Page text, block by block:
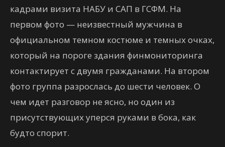
кадрами визита НАБУ и САП в ГСФМ. На
первом фото — неизвестный мужчина в
официальном темном костюме и темных очках,
который на пороге здания финмониторинга
контактирует с двумя гражданами. На втором
фото группа разрослась до шести человек. О
чем идет разговор не ясно, но один из
присутствующих уперся руками в бока, как
будто спорит.